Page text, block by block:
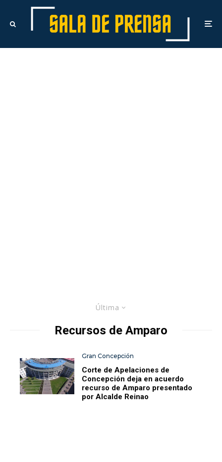
Última
Recursos de Amparo
Gran Concepción
Corte de Apelaciones de
Concepción deja en acuerdo
recurso de Amparo presentado
por Alcalde Reinao